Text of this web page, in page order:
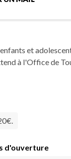
et
à l'Office de
d'ouverture